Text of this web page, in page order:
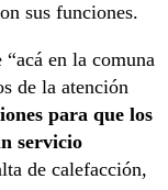
sus funciones.
en la comuna
de la atención
para que los
servicio
de calefacción,